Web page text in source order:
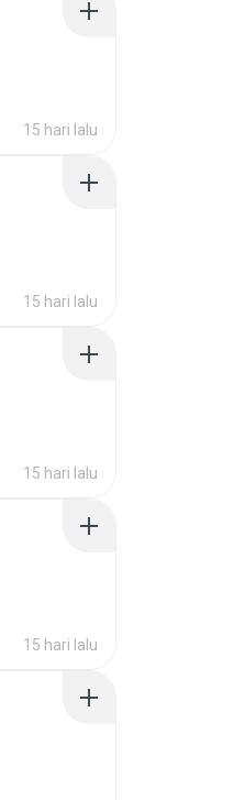
15 hari lalu
15 hari lalu
15 hari lalu
15 hari lalu